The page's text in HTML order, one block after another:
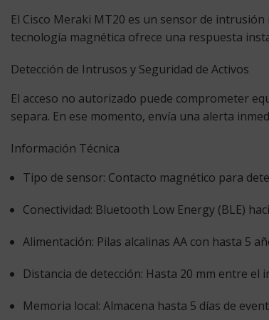
El Cisco Meraki MT20 es un sensor de intrusión
tecnología magnética ofrece una respuesta
Detección de Intrusos y Seguridad de Activos
El acceso no autorizado puede comprometer
separa. En ese momento, envía una alerta
Información Técnica
Tipo de sensor: Contacto magnético para
Conectividad: Bluetooth Low Energy (BLE)
Alimentación: Pilas alcalinas AA con hasta 5
Distancia de detección: Hasta 20 mm entre el
Memoria local: Almacena hasta 5 días de